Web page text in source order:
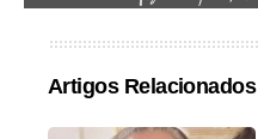
Artigos Relacionados